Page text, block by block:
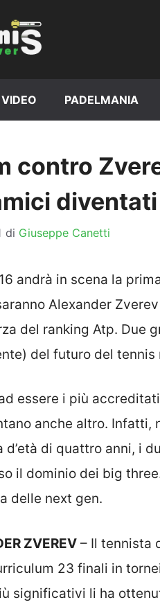
VIDEO PADELMANIA
contro
di Giuseppe Canetti
andrà in scena la
Alexander
del ranking Atp. Due
del futuro del tennis
essere i più
anche altro. Infatti,
d’età di quattro anni, i
il dominio dei big
delle next gen.
ZVEREV – Il tennista
23 finali in
significativi li ha